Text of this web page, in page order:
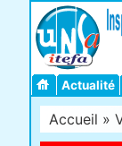
Actualité
Accueil »